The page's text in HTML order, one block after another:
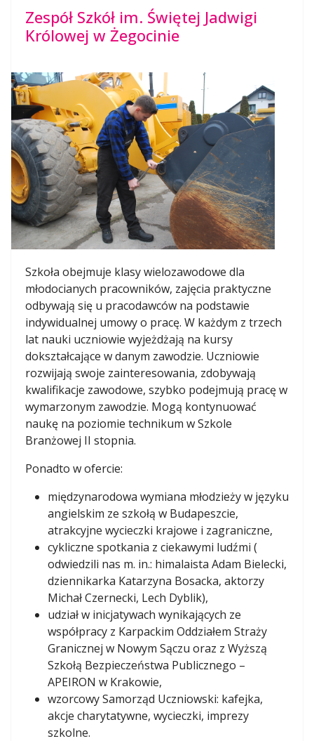
Zespół Szkół im. Świętej Jadwigi
Królowej w Żegocinie
Szkoła obejmuje klasy wielozawodowe dla
młodocianych pracowników, zajęcia praktyczne
odbywają się u pracodawców na podstawie
indywidualnej umowy o pracę. W każdym z trzech
lat nauki uczniowie wyjeżdżają na kursy
dokształcające w danym zawodzie. Uczniowie
rozwijają swoje zainteresowania, zdobywają
kwalifikacje zawodowe, szybko podejmują pracę w
wymarzonym zawodzie. Mogą kontynuować
naukę na poziomie technikum w Szkole
Branżowej II stopnia.
Ponadto w ofercie:
międzynarodowa wymiana młodzieży w języku
angielskim ze szkołą w Budapeszcie,
atrakcyjne wycieczki krajowe i zagraniczne,
cykliczne spotkania z ciekawymi ludźmi (
odwiedzili nas m. in.: himalaista Adam Bielecki,
dziennikarka Katarzyna Bosacka, aktorzy
Michał Czernecki, Lech Dyblik),
udział w inicjatywach wynikających ze
współpracy z Karpackim Oddziałem Straży
Granicznej w Nowym Sączu oraz z Wyższą
Szkołą Bezpieczeństwa Publicznego –
APEIRON w Krakowie,
wzorcowy Samorząd Uczniowski: kafejka,
akcje charytatywne, wycieczki, imprezy
szkolne.